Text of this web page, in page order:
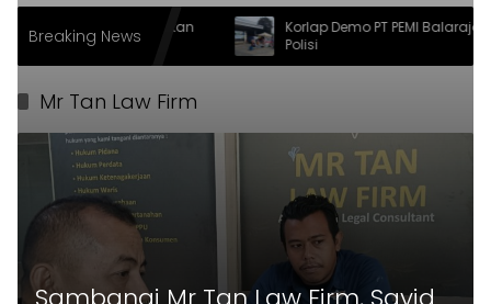
Breaking News
Bupati Serahkan
Korlap Demo PT PEMI Balaraja
Polisi
Mr Tan Law Firm